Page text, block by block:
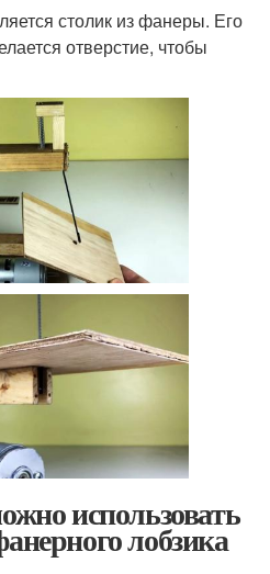
столик из фанеры. Его
отверстие, чтобы
использовать
лобзика